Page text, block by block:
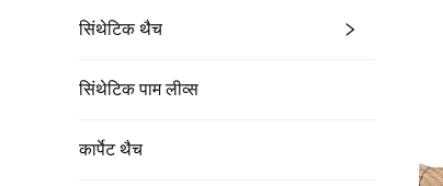
सिंथेटिक थैच
सिंथेटिक पाम लीव्स
कार्पेट थैच